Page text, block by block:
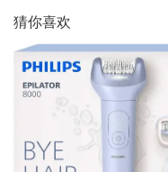
猜你喜欢